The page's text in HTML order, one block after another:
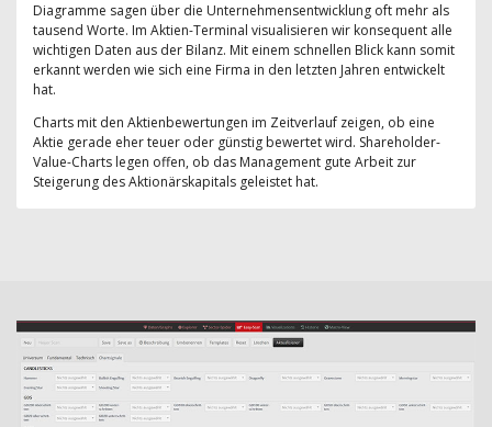
Diagramme sagen über die Unternehmensentwicklung oft mehr als
tausend Worte. Im Aktien-Terminal visualisieren wir konsequent alle
wichtigen Daten aus der Bilanz. Mit einem schnellen Blick kann somit
erkannt werden wie sich eine Firma in den letzten Jahren entwickelt
hat.
Charts mit den Aktienbewertungen im Zeitverlauf zeigen, ob eine
Aktie gerade eher teuer oder günstig bewertet wird. Shareholder-
Value-Charts legen offen, ob das Management gute Arbeit zur
Steigerung des Aktionärskapitals geleistet hat.